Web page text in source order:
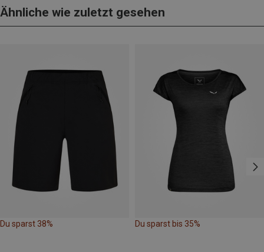
Ähnliche wie zuletzt gesehen
Du sparst 38% Du sparst bis 35%